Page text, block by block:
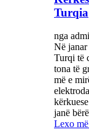
Turqia
nga
Në
Turqi të
tona të
më e
janë
Lexo